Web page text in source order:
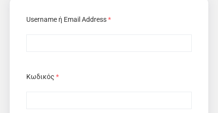
Username ή Email Address*
Κωδικός*